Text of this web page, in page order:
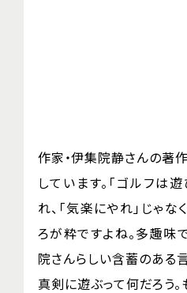
作家・伊集院静さんの著
しています。「ゴルフは
れ、「気楽にやれ」じゃ
ろが粋ですよね。多趣味
院さんらしい含蓄のある
真剣に遊ぶって何だろう